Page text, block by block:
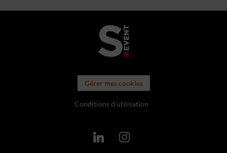
Gérer mes cookies
Conditions d'utilisation